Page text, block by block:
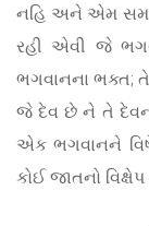
નહિ અને એમ
રહી એવી જે
ભગવાનના ભક્ત;
જે દેવ છે ને તે
એક ભગવાનને
કોઈ જાતનો